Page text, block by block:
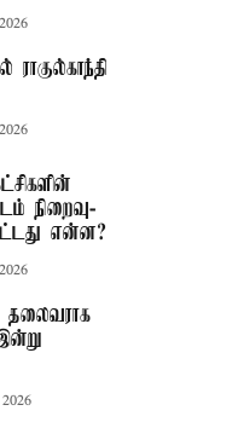
நிறைவு-
என்ன?
தலைவராக